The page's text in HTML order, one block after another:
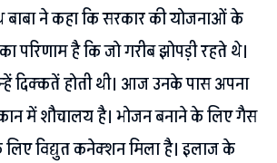
बाबा ने कहा कि सरकार की योजनाओं के
परिणाम है कि जो गरीब झोपड़ी रहते थे।
दिक्कतें होती थी। आज उनके पास अपना
में शौचालय है। भोजन बनाने के लिए गैस
विद्युत कनेक्शन मिला है। इलाज के